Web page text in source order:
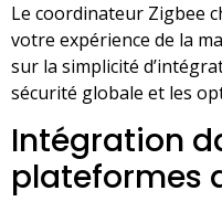
Le coordinateur Zigbee
votre expérience de la
sur la simplicité
sécurité globale et les
Intégration
plateformes